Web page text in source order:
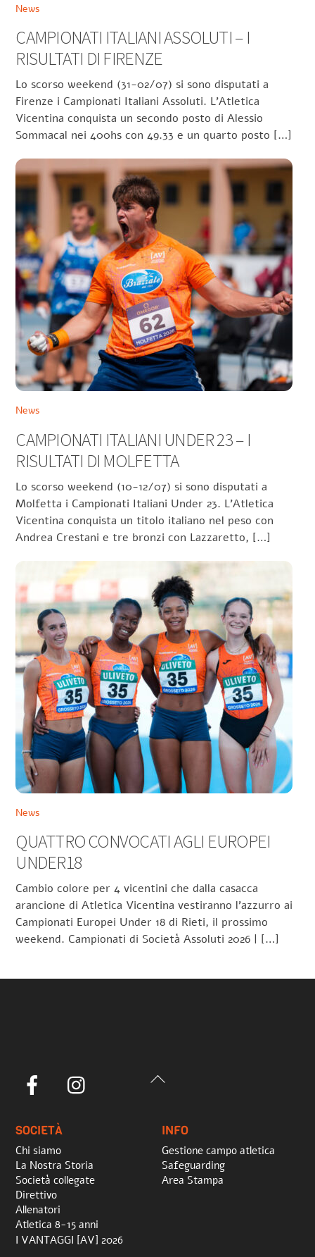
News
CAMPIONATI ITALIANI ASSOLUTI – I
RISULTATI DI FIRENZE
Lo scorso weekend (31-02/07) si sono disputati a
Firenze i Campionati Italiani Assoluti. L’Atletica
Vicentina conquista un secondo posto di Alessio
Sommacal nei 400hs con 49.33 e un quarto posto […]
News
CAMPIONATI ITALIANI UNDER 23 – I
RISULTATI DI MOLFETTA
Lo scorso weekend (10-12/07) si sono disputati a
Molfetta i Campionati Italiani Under 23. L’Atletica
Vicentina conquista un titolo italiano nel peso con
Andrea Crestani e tre bronzi con Lazzaretto, […]
News
QUATTRO CONVOCATI AGLI EUROPEI
UNDER18
Cambio colore per 4 vicentini che dalla casacca
arancione di Atletica Vicentina vestiranno l’azzurro ai
Campionati Europei Under 18 di Rieti, il prossimo
weekend. Campionati di Società Assoluti 2026 | […]
Back
Facebook
SOCIETÀ
Chi siamo
La Nostra Storia
Società collegate
Direttivo
Allenatori
Atletica 8-15 anni
I VANTAGGI [AV] 2026
INFO
Gestione campo atletica
Safeguarding
Area Stampa